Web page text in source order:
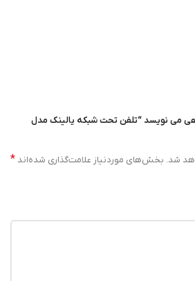
می نویسد “تلفن تحت شبکه یالینک مدل
شد. بخش‌های موردنیاز علامت‌گذاری شده‌اند *